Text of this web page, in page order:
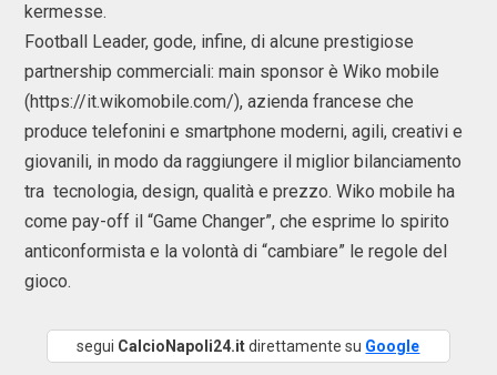
kermesse.
Football Leader, gode, infine, di alcune prestigiose
partnership commerciali: main sponsor è Wiko mobile
(https://it.wikomobile.com/), azienda francese che
produce telefonini e smartphone moderni, agili, creativi e
giovanili, in modo da raggiungere il miglior bilanciamento
tra tecnologia, design, qualità e prezzo. Wiko mobile ha
come pay-off il “Game Changer”, che esprime lo spirito
anticonformista e la volontà di “cambiare” le regole del
gioco.
segui CalcioNapoli24.itdirettamente su Google